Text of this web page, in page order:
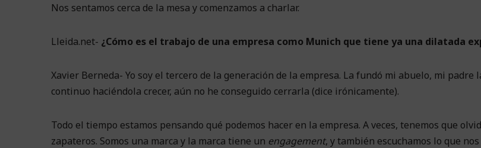
Nos sentamos cerca de la mesa y comenzamos a charlar.
Lleida.net- ¿Cómo es el trabajo de una empresa como Munich que tiene ya una dilatada
Xavier Berneda- Yo soy el tercero de la generación de la empresa. La fundó mi abuelo, mi padre
continuo haciéndola crecer, aún no he conseguido cerrarla (dice irónicamente).
Todo el tiempo estamos pensando qué podemos hacer en la empresa. A veces, tenemos que
zapateros. Somos una marca y la marca tiene un engagement, y también escuchamos lo que